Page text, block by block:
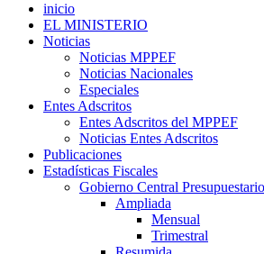
inicio
EL MINISTERIO
Noticias
Noticias MPPEF
Noticias Nacionales
Especiales
Entes Adscritos
Entes Adscritos del MPPEF
Noticias Entes Adscritos
Publicaciones
Estadísticas Fiscales
Gobierno Central Presupuestario
Ampliada
Mensual
Trimestral